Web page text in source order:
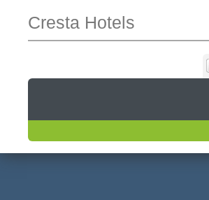
Cresta Hotels